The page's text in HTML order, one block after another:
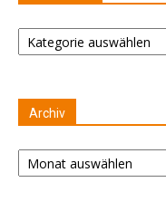
Kategorien
Archiv
Archiv